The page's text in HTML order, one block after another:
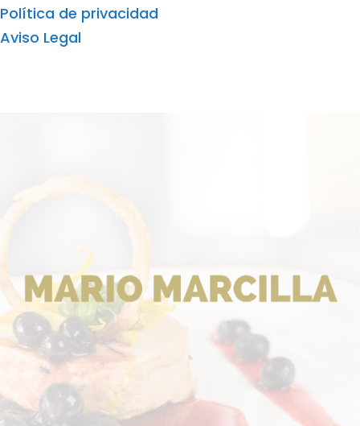
Política de privacidad
Aviso Legal